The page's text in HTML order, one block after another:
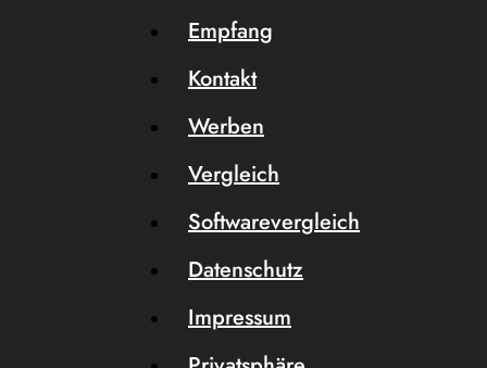
Empfang
Kontakt
Werben
Vergleich
Softwarevergleich
Datenschutz
Impressum